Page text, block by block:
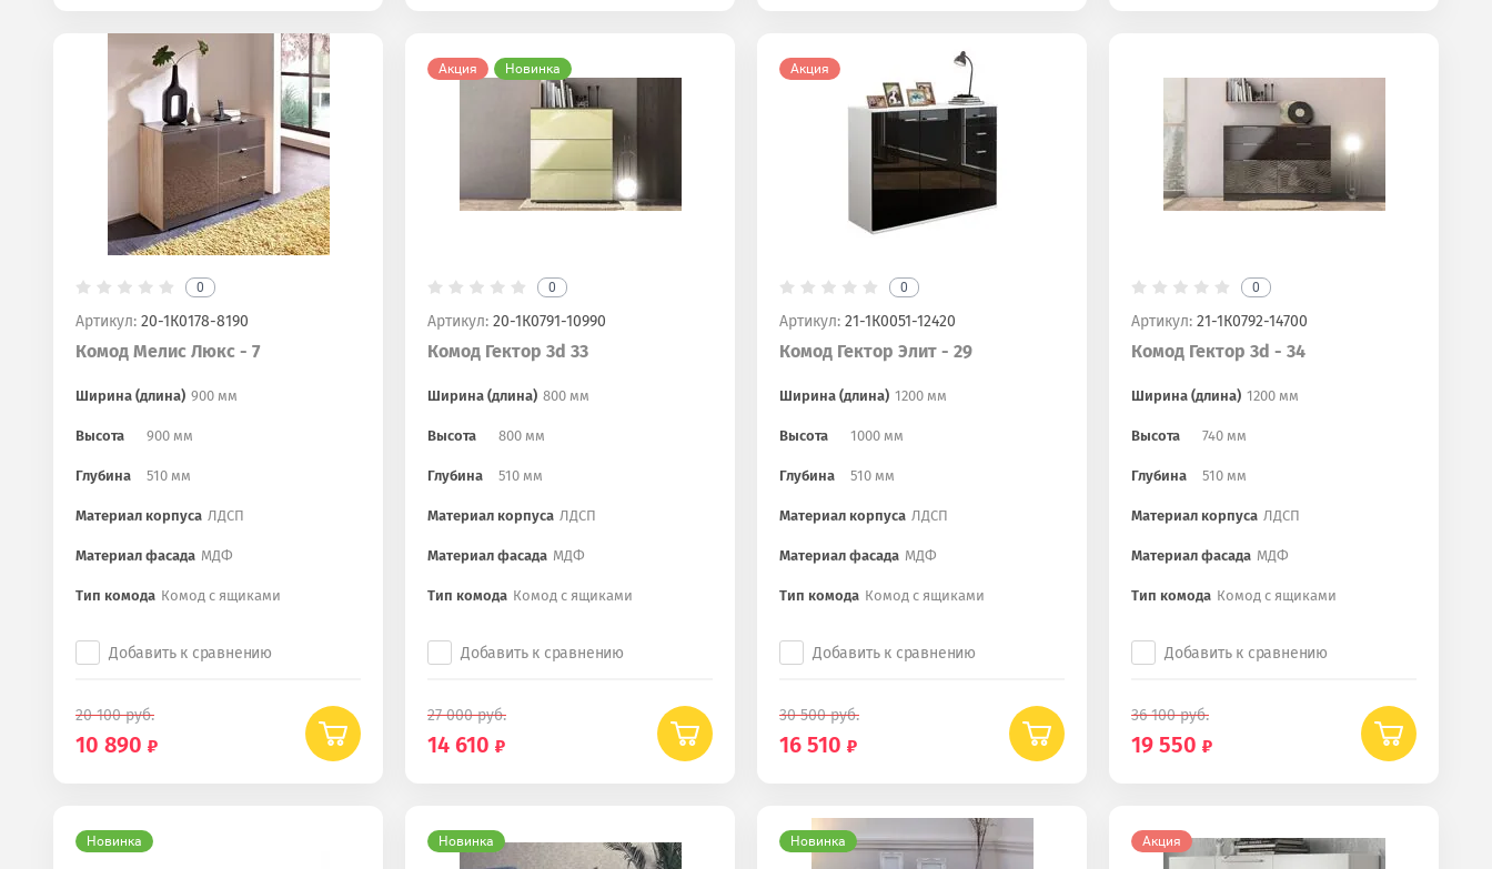
0
Артикул: 20-1К0178-8190
Комод Мелис Люкс - 7
Ширина (длина) 900 мм
Высота 900 мм
Глубина 510 мм
Материал корпуса ЛДСП
Материал фасада МДФ
Тип комода Комод с ящиками
Добавить к сравнению
20 100руб.
10 890
Акция Новинка
0
Артикул: 20-1К0791-10990
Комод Гектор 3d 33
Ширина (длина) 800 мм
Высота 800 мм
Глубина 510 мм
Материал корпуса ЛДСП
Материал фасада МДФ
Тип комода Комод с ящиками
Добавить к сравнению
27 000руб.
14 610
Акция
0
Артикул: 21-1К0051-12420
Комод Гектор Элит - 29
Ширина (длина) 1200 мм
Высота 1000 мм
Глубина 510 мм
Материал корпуса ЛДСП
Материал фасада МДФ
Тип комода Комод с ящиками
Добавить к сравнению
30 500руб.
16 510
0
Артикул: 21-1К0792-14700
Комод Гектор 3d - 34
Ширина (длина) 1200 мм
Высота 740 мм
Глубина 510 мм
Материал корпуса ЛДСП
Материал фасада МДФ
Тип комода Комод с ящиками
Добавить к сравнению
36 100руб.
19 550
Новинка Новинка Новинка Акция